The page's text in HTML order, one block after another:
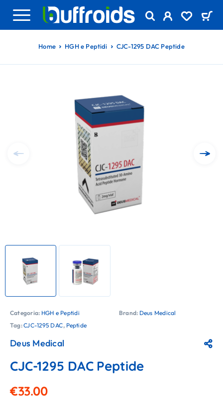
Home HGH e Peptidi CJC-1295 DAC Peptide
Categoria: HGH e Peptidi
Tag:CJC-1295 DAC, Peptide
Brand: Deus Medical
Deus Medical
CJC-1295 DAC Peptide
€33.00